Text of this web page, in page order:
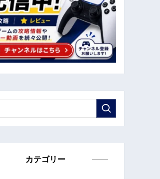
カテゴリー